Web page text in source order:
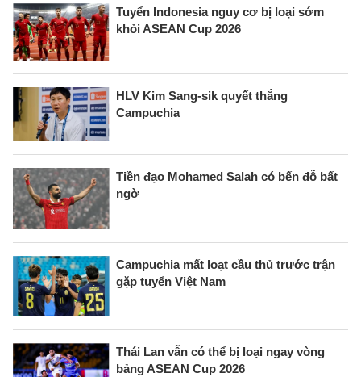
Tuyển Indonesia nguy cơ bị loại sớm
khỏi ASEAN Cup 2026
HLV Kim Sang-sik quyết thắng
Campuchia
Tiền đạo Mohamed Salah có bến đỗ bất
ngờ
Campuchia mất loạt cầu thủ trước trận
gặp tuyển Việt Nam
Thái Lan vẫn có thể bị loại ngay vòng
bảng ASEAN Cup 2026